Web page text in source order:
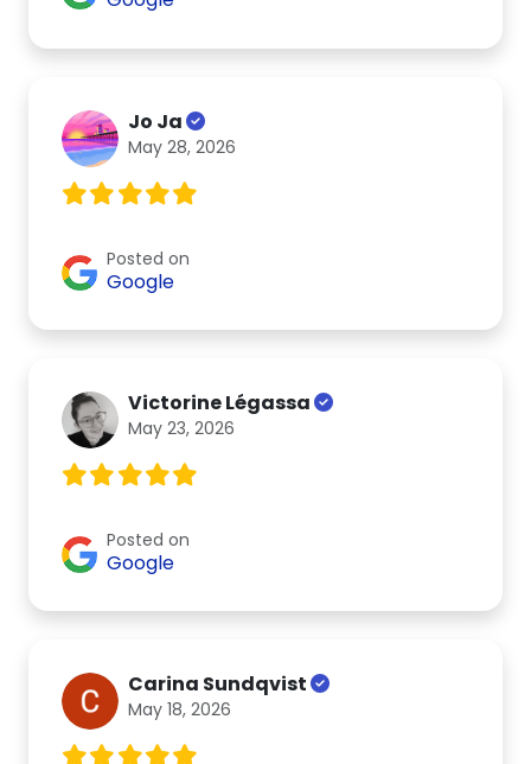
Jo Ja
May 28, 2026
Posted on
Google
Victorine Légassa
May 23, 2026
Posted on
Google
Carina Sundqvist
May 18, 2026